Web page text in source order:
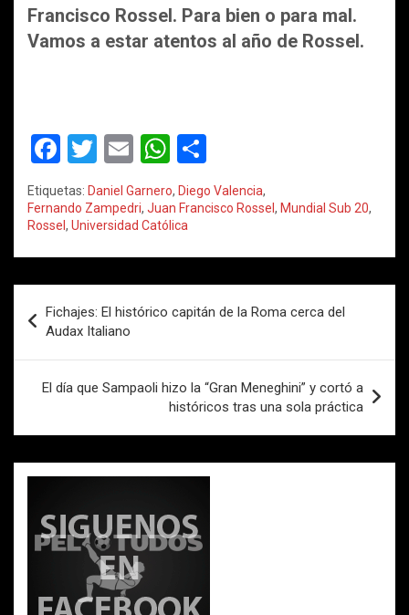
Francisco Rossel. Para bien o para mal.
Vamos a estar atentos al año de Rossel.
F
a
ce
b
o
o
k
T
wi
tt
er
E
ail
W
h
at
s
A
p
p
o
m
ar
tir
Etiquetas: Daniel Garnero, Diego Valencia,
Fernando Zampedri, Juan Francisco Rossel , Mundial Sub 20,
Rossel , Universidad Católica
de
entradas
Fichajes: El histórico capitán de la Roma cerca del
Audax Italiano
El día que Sampaoli hizo la “Gran Meneghini” y cortó a
históricos tras una sola práctica